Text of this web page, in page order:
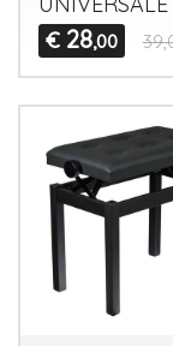
€ 28,00